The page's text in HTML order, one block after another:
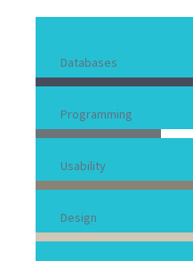
Databases
Programming
Usability
Design